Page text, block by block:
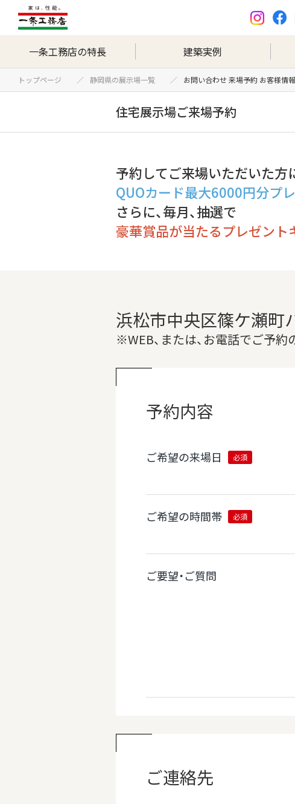
一条工務店の特長 建築実例
トップページ 静岡県の展示場一覧 お問い合わせ 来場予約 お客様情
住宅展示場ご来場予約
予約してご来場いただいた方
QUOカード最大6000円分プレ
さらに、毎月、抽選で
豪華賞品が当たるプレゼント
浜松市中央区篠ケ瀬町
※WEB、または、お電話でご予
予約内容
ご希望の来場日 必須
ご希望の時間帯 必須
ご要望・ご質問
ご連絡先